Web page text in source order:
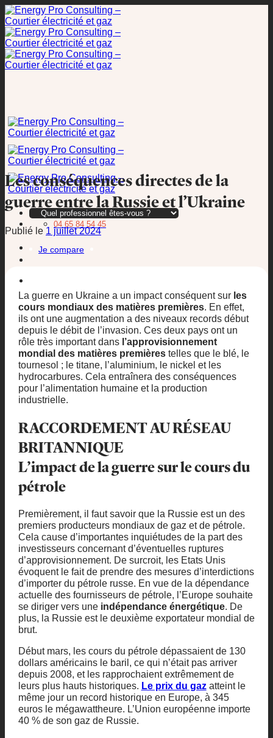
Passer
au
contenu
04 65 84 54 45
Je compare
Les conséquences directes de la
guerre entre la Russie et l’Ukraine
Publié le 1 juillet 2024
La guerre en Ukraine a un impact conséquent sur les
cours mondiaux des matières premières. En effet,
ils ont une augmentation a des niveaux records début
depuis le débit de l’invasion. Ces deux pays ont un
rôle très important dans l’approvisionnement
mondial des matières premièrestelles que le blé, le
tournesol ; le titane, l’aluminium, le nickel et les
hydrocarbures. Cela entraînera des conséquences
pour l’alimentation humaine et la production
industrielle.
RACCORDEMENT AU RÉSEAU
BRITANNIQUE
L’impact de la guerre sur le cours du
pétrole
Premièrement, il faut savoir que la Russie est un des
premiers producteurs mondiaux de gaz et de pétrole.
Cela cause d’importantes inquiétudes de la part des
investisseurs concernant d’éventuelles ruptures
d’approvisionnement. De surcroit, les Etats Unis
évoquent le fait de prendre des mesures d’interdictions
d’importer du pétrole russe. En vue de la dépendance
actuelle des fournisseurs de pétrole, l’Europe souhaite
se diriger vers une indépendance énergétique. De
plus, la Russie est le deuxième exportateur mondial de
brut.
Début mars, les cours du pétrole dépassaient de 130
dollars américains le baril, ce qui n’était pas arriver
depuis 2008, et les rapprochaient extrêmement de
leurs plus hauts historiques. Le prix du gazatteint le
même jour un record historique en Europe, à 345
euros le mégawattheure. L’Union européenne importe
40 % de son gaz de Russie.